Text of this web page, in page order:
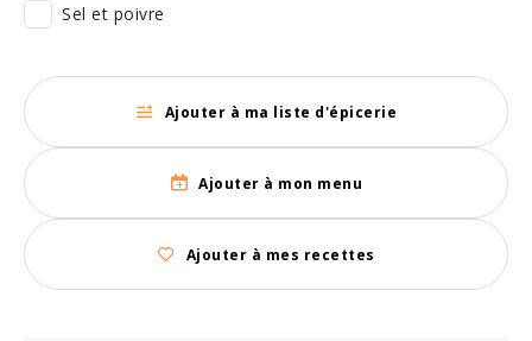
Sel et poivre
Ajouter à ma liste d'épicerie
Ajouter à mon menu
Ajouter à mes recettes